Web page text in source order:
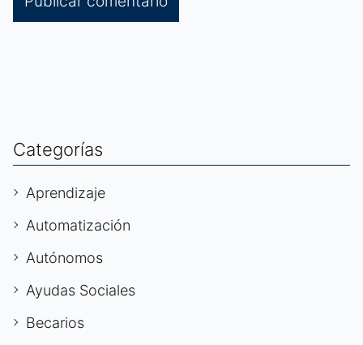
Categorías
Aprendizaje
Automatización
Autónomos
Ayudas Sociales
Becarios